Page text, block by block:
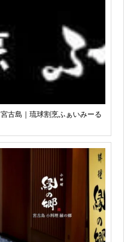
宮古島｜琉球割烹ふぁいみーる